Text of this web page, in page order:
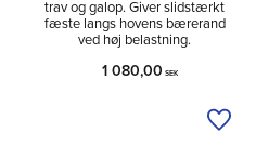
til ønskeliste
trav og galop. Giver slidstærkt
fæste langs hovens bærerand
ved høj belastning.
1 080,00 SEK